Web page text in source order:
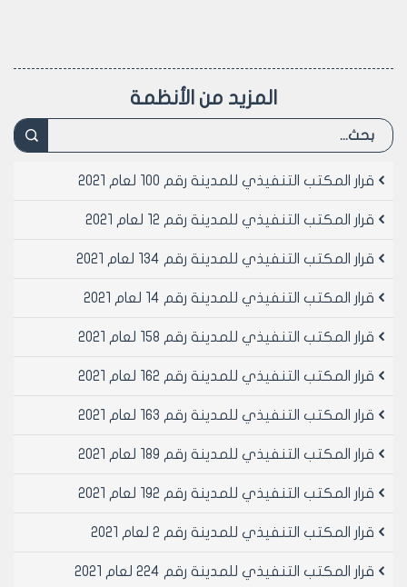
الاضبارة الاستملاكية لتمام المحضر /1561/ منطقه عقاريه
الشرب والصرف الصحي وفق احكام المرسوم التشريعي رقم
يرجى الاطلاع والموافقة على السير بإجراءات الاستملاك
والاحالة الى المكتب التنفيذي لمجلس المدينة لاستصدار
دراسة تخطيطيه مصدقه.. حسب حاشته مكتب التخطيط
المصور الاستملاكي رقم /4/.
بتاريخ 14/3/2001م.
المنطقة العقارية البلليرمون وذلك لتنفيذ خزان ارضي لصالح
احكام المرسوم التشريعي رقم /20/ لعام 1983
قرار النفع العام اللازم اصولا
حلب
المزيد من الأنظمة
قرار المكتب التنفيذي للمدينة رقم 100 لعام 2021
قرار المكتب التنفيذي للمدينة رقم 12 لعام 2021
قرار المكتب التنفيذي للمدينة رقم 134 لعام 2021
قرار المكتب التنفيذي للمدينة رقم 14 لعام 2021
قرار المكتب التنفيذي للمدينة رقم 158 لعام 2021
قرار المكتب التنفيذي للمدينة رقم 162 لعام 2021
قرار المكتب التنفيذي للمدينة رقم 163 لعام 2021
قرار المكتب التنفيذي للمدينة رقم 189 لعام 2021
قرار المكتب التنفيذي للمدينة رقم 192 لعام 2021
قرار المكتب التنفيذي للمدينة رقم 2 لعام 2021
قرار المكتب التنفيذي للمدينة رقم 224 لعام 2021